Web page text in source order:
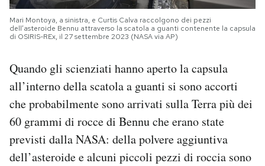
Mari Montoya, a sinistra, e Curtis Calva raccolgono dei pezzi
dell’asteroide Bennu attraverso la scatola a guanti contenente la capsula
di OSIRIS-REx, il 27 settembre 2023 (NASA via AP)
Quando gli scienziati hanno aperto la capsula
all’interno della scatola a guanti si sono accorti
che probabilmente sono arrivati sulla Terra più dei
60 grammi di rocce di Bennu che erano state
previsti dalla NASA: della polvere aggiuntiva
dell’asteroide e alcuni piccoli pezzi di roccia sono